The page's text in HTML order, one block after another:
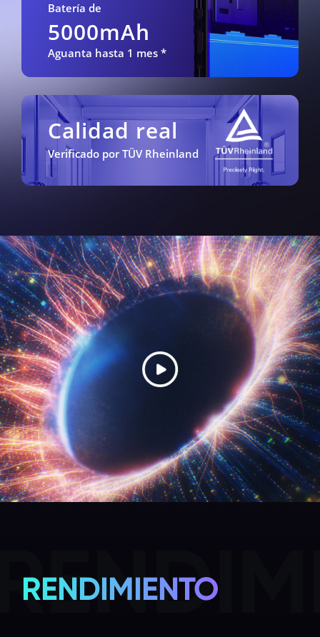
Batería de
5000mAh
Aguanta hasta 1 mes *
Calidad real
Verificado por TÜV Rheinland
RENDIMIENTO